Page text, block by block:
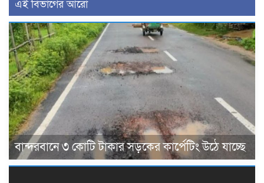
এই বিভাগের আরো
বান্দরবানে ৩ কোটি টাকার সড়কের কার্পেটিং উঠে যাচ্ছে